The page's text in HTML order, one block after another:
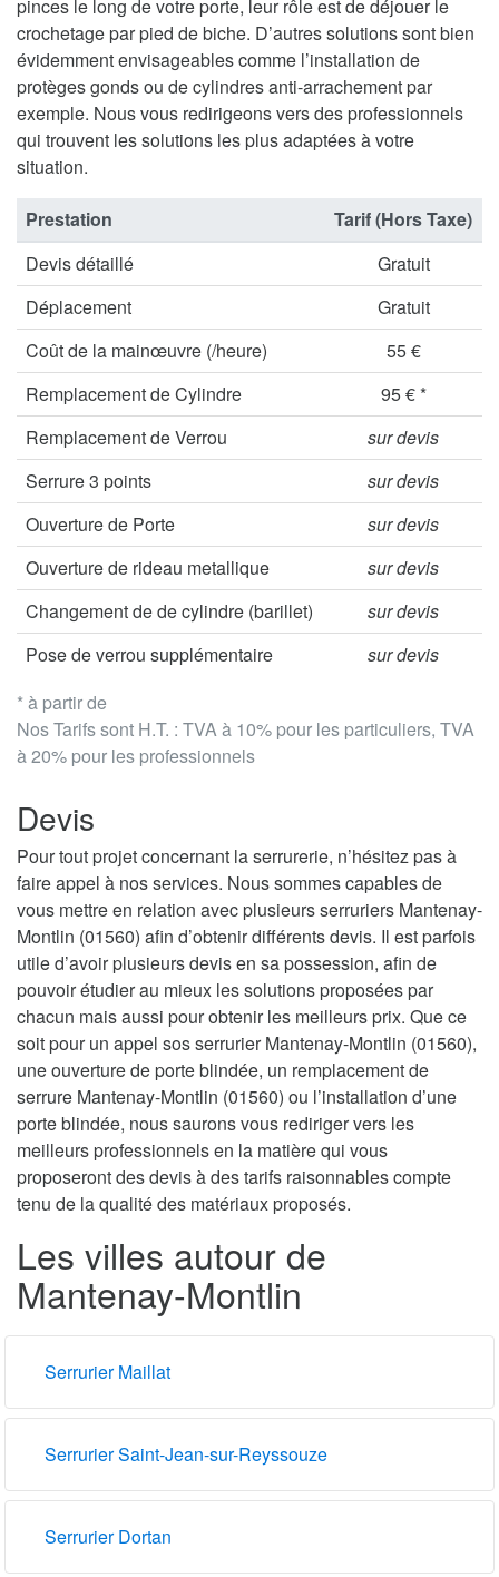
pinces le long de votre porte, leur rôle est de déjouer le
crochetage par pied de biche. D’autres solutions sont bien
évidemment envisageables comme l’installation de
protèges gonds ou de cylindres anti-arrachement par
exemple. Nous vous redirigeons vers des professionnels
qui trouvent les solutions les plus adaptées à votre
situation.
* à partir de
Nos Tarifs sont H.T. : TVA à 10% pour les particuliers, TVA
à 20% pour les professionnels
Prestation
Tarif (Hors Taxe)
Devis détaillé
Gratuit
Déplacement
Gratuit
Coût de la mainœuvre (/heure)
55 €
Remplacement de Cylindre
95 € *
Remplacement de Verrou
sur devis
Serrure 3 points
sur devis
Ouverture de Porte
sur devis
Ouverture de rideau metallique
sur devis
Changement de de cylindre (barillet)
sur devis
Pose de verrou supplémentaire
sur devis
Devis
Pour tout projet concernant la serrurerie, n’hésitez pas à
faire appel à nos services. Nous sommes capables de
vous mettre en relation avec plusieurs serruriers Mantenay-
Montlin (01560) afin d’obtenir différents devis. Il est parfois
utile d’avoir plusieurs devis en sa possession, afin de
pouvoir étudier au mieux les solutions proposées par
chacun mais aussi pour obtenir les meilleurs prix. Que ce
soit pour un appel sos serrurier Mantenay-Montlin (01560),
une ouverture de porte blindée, un remplacement de
serrure Mantenay-Montlin (01560) ou l’installation d’une
porte blindée, nous saurons vous rediriger vers les
meilleurs professionnels en la matière qui vous
proposeront des devis à des tarifs raisonnables compte
tenu de la qualité des matériaux proposés.
Les villes autour de
Mantenay-Montlin
Serrurier Maillat
Serrurier Saint-Jean-sur-Reyssouze
Serrurier Dortan